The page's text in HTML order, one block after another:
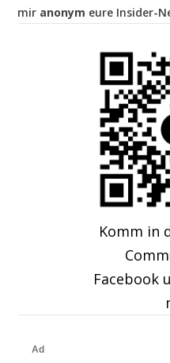
mir anonym eure Insider-
Komm in
Facebook